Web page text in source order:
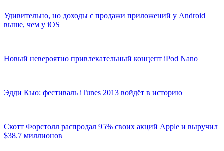
Удивительно, но доходы с продажи приложений у Android
выше, чем у iOS
Новый невероятно привлекательный концепт iPod Nano
Эдди Кью: фестиваль iTunes 2013 войдёт в историю
Скотт Форстолл распродал 95% своих акций Apple и выручил
$38.7 миллионов